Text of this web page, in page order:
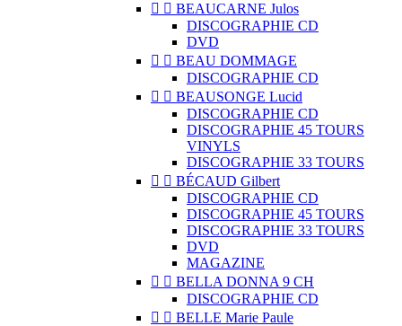
  BEAUCARNE Julos
DISCOGRAPHIE CD
DVD
  BEAU DOMMAGE
DISCOGRAPHIE CD
  BEAUSONGE Lucid
DISCOGRAPHIE CD
DISCOGRAPHIE 45 TOURS
VINYLS
DISCOGRAPHIE 33 TOURS
  BÉCAUD Gilbert
DISCOGRAPHIE CD
DISCOGRAPHIE 45 TOURS
DISCOGRAPHIE 33 TOURS
DVD
MAGAZINE
  BELLA DONNA 9 CH
DISCOGRAPHIE CD
  BELLE Marie Paule